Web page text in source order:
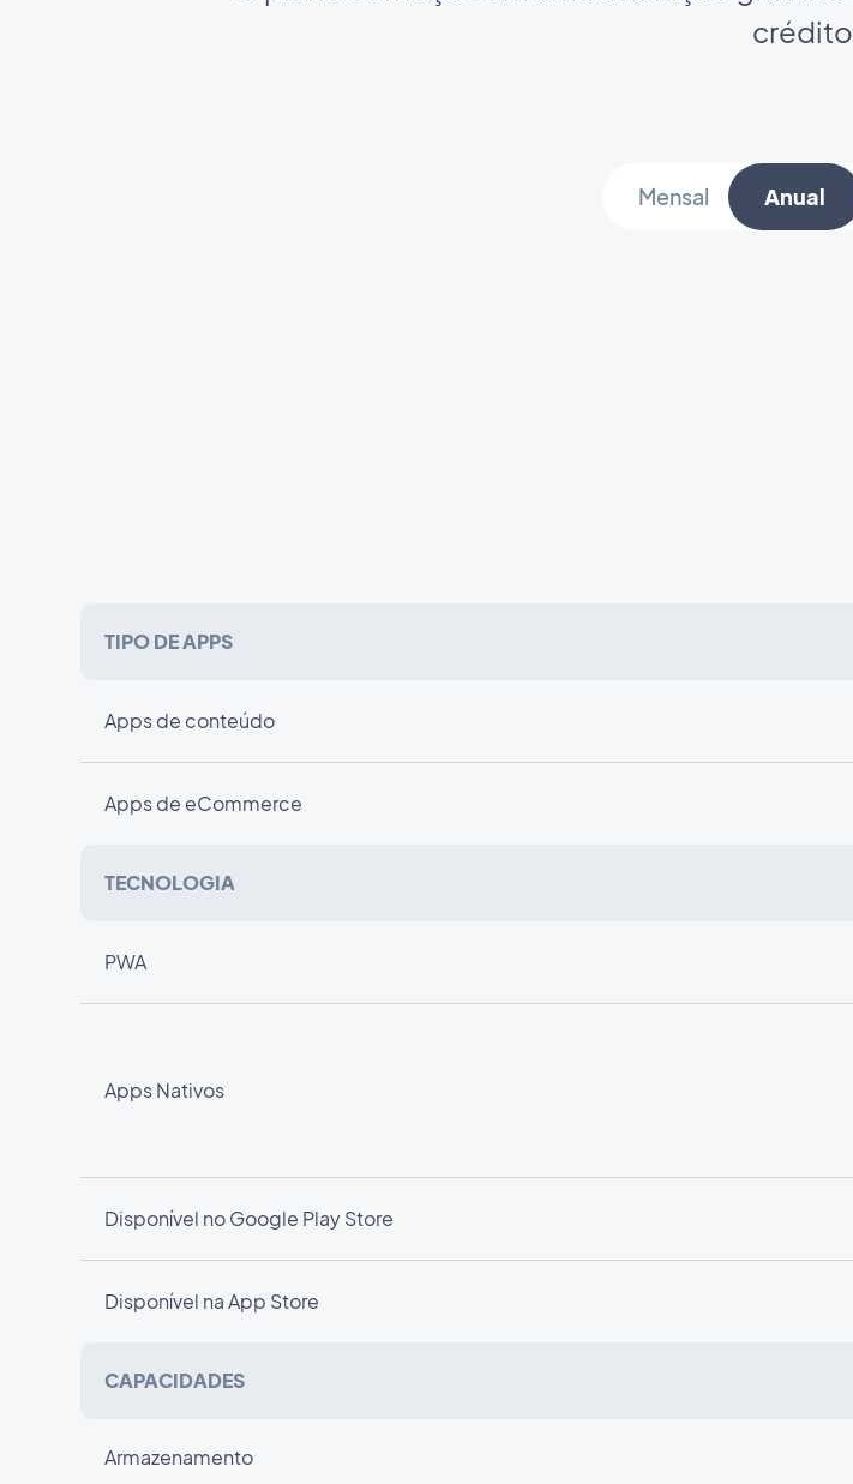
Mensal Anual
TIPO DE APPS
Apps de conteúdo
Apps de eCommerce
TECNOLOGIA
PWA
Apps Nativos
Disponível no Google Play Store
Disponível na App Store
CAPACIDADES
Armazenamento